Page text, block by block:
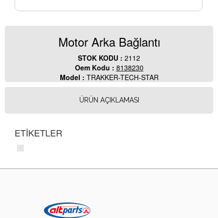
Motor Arka Bağlantı
STOK KODU : 2112
Oem Kodu : 8138230
Model : TRAKKER-TECH-STAR
ÜRÜN AÇIKLAMASI
ETİKETLER